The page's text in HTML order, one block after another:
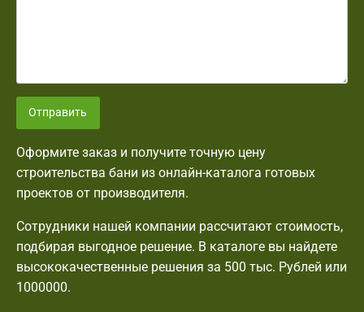
Отправить
Оформите заказ и получите точную цену
строительства бани из онлайн-каталога готовых
проектов от производителя.
Сотрудники нашей компании рассчитают стоимость,
подбирая выгодное решение. В каталоге вы найдете
высококачественные решения за 500 тыс. Рублей или
1000000.